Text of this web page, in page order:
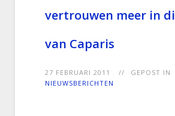
vertrouwen meer in
van Caparis
27 FEBRUARI 2011
GEPOST IN
NIEUWSBERICHTEN